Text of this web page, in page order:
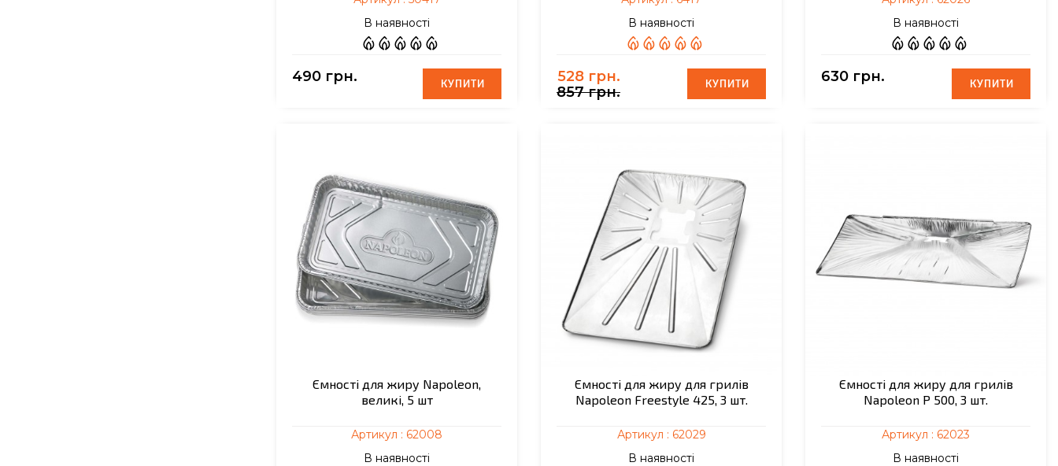
В наявності
490 грн. КУПИТИ
КУПИТИ
В наявності
528 грн.
857 грн.
КУПИТИ
КУПИТИ
В наявності
630 грн. КУПИТИ
КУПИТИ
Ємності для жиру Napoleon,
великі, 5 шт
Артикул : 62008
В наявності
Ємності для жиру для грилів
Napoleon Freestyle 425, 3 шт.
Артикул : 62029
В наявності
Ємності для жиру для грилів
Napoleon P 500, 3 шт.
Артикул : 62023
В наявності